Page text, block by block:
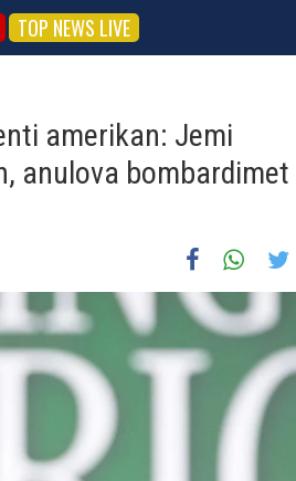
TOP NEWS LIVE
amerikan: Jemi
anulova bombardimet